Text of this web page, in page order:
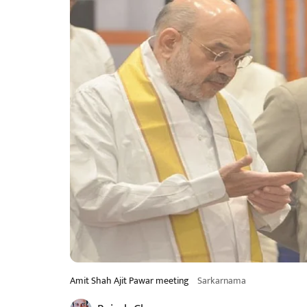
Amit Shah Ajit Pawar meeting Sarkarnama